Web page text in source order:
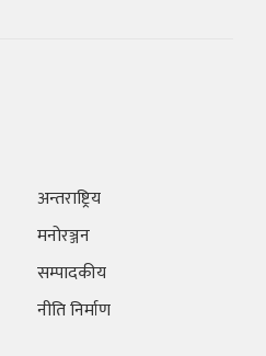
अन्तराष्ट्रिय
मनोरञ्जन
सम्पादकीय
नीति निर्माण